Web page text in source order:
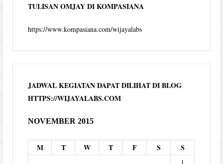
TULISAN OMJAY DI KOMPASIANA
https://www.kompasiana.com/wijayalabs
JADWAL KEGIATAN DAPAT DILIHAT DI BLOG
HTTPS://WIJAYALABS.COM
NOVEMBER 2015
M T W T F S S